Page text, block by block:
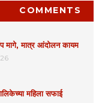
COMMENTS
मागे, मात्र आंदोलन कायम
महिला सफाई